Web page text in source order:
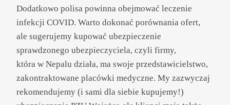
Dodatkowo polisa powinna obejmować leczenie
infekcji COVID. Warto dokonać porównania ofert,
ale sugerujemy kupować ubezpieczenie
sprawdzonego ubezpieczyciela, czyli firmy,
która w Nepalu działa, ma swoje przedstawicielstwo,
zakontraktowane placówki medyczne. My zazwyczaj
rekomendujemy (i sami dla siebie kupujemy!)